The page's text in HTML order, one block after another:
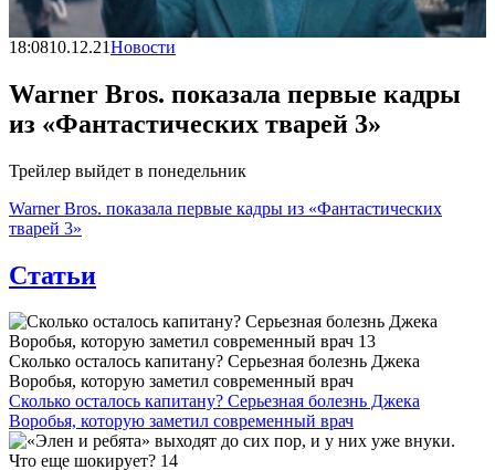
18:0810.12.21Новости
Warner Bros. показала первые кадры
из «Фантастических тварей 3»
Трейлер выйдет в понедельник
Warner Bros. показала первые кадры из «Фантастических
тварей 3»
Статьи
Сколько осталось капитану? Серьезная болезнь Джека
Воробья, которую заметил современный врач
Сколько осталось капитану? Серьезная болезнь Джека
Воробья, которую заметил современный врач